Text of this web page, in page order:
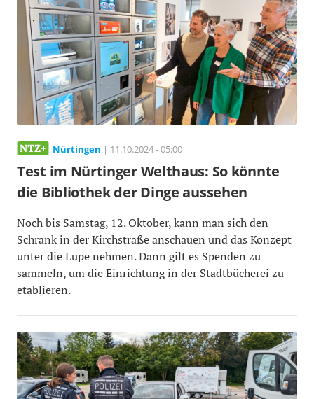
Nürtingen | 11.10.2024 - 05:00
Test im Nürtinger Welthaus: So könnte
die Bibliothek der Dinge aussehen
Noch bis Samstag, 12. Oktober, kann man sich den
Schrank in der Kirchstraße anschauen und das Konzept
unter die Lupe nehmen. Dann gilt es Spenden zu
sammeln, um die Einrichtung in der Stadtbücherei zu
etablieren.